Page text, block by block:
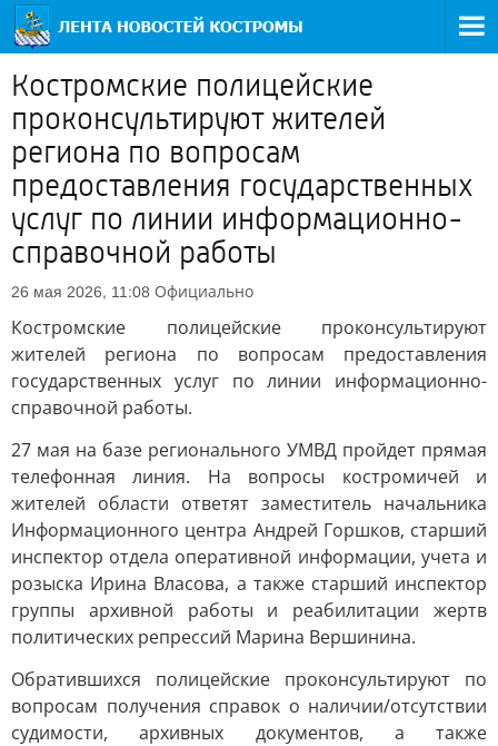
Костромские полицейские
проконсультируют жителей
региона по вопросам
предоставления государственных
услуг по линии информационно-
справочной работы
26 мая 2026, 11:08 Официально
Костромские полицейские проконсультируют
жителей региона по вопросам предоставления
государственных услуг по линии информационно-
справочной работы.
27 мая на базе регионального УМВД пройдет прямая
телефонная линия. На вопросы костромичей и
жителей области ответят заместитель начальника
Информационного центра Андрей Горшков, старший
инспектор отдела оперативной информации, учета и
розыска Ирина Власова, а также старший инспектор
группы архивной работы и реабилитации жертв
политических репрессий Марина Вершинина.
Обратившихся полицейские проконсультируют по
вопросам получения справок о наличии/отсутствии
судимости, архивных документов, а также